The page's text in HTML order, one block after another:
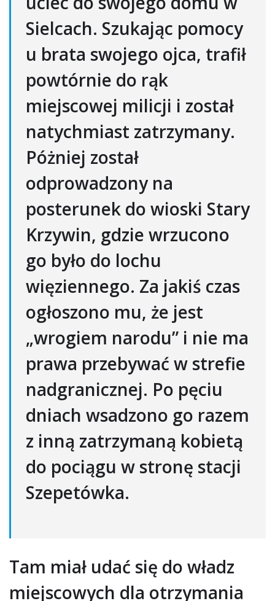
Sielcach. Szukając pomocy
u brata swojego ojca, trafił
powtórnie do rąk
miejscowej milicji i został
natychmiast zatrzymany.
Póżniej został
odprowadzony na
posterunek do wioski Stary
Krzywin, gdzie wrzucono
go było do lochu
więziennego. Za jakiś czas
ogłoszono mu, że jest
„wrogiem narodu” i nie ma
prawa przebywać w strefie
nadgranicznej. Po pęciu
dniach wsadzono go razem
z inną zatrzymaną kobietą
do pociągu w stronę stacji
Szepetówka.
Tam miał udać się do władz
miejscowych dla otrzymania